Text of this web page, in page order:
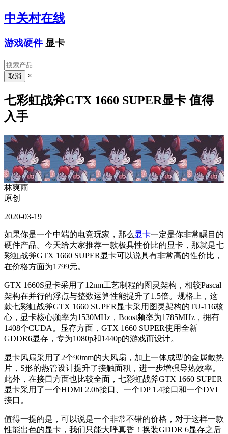
中关村在线
游戏硬件 显卡
×
七彩虹战斧GTX 1660 SUPER显卡 值得
入手
林爽雨
原创
2020-03-19
如果你是一个中端的电竞玩家，那么 显卡一定是你非常瞩目的
硬件产品。今天给大家推荐一款极具性价比的显卡，那就是七
彩虹战斧GTX 1660 SUPER显卡可以说具有非常高的性价比，
在价格方面为1799元。
GTX 1660S显卡采用了12nm工艺制程的图灵架构，相较Pascal
架构在并行的浮点与整数运算性能提升了1.5倍。规格上，这
款七彩虹战斧GTX 1660 SUPER显卡采用图灵架构的TU-116核
心，显卡核心频率为1530MHz，Boost频率为1785MHz，拥有
1408个CUDA。显存方面，GTX 1660 SUPER使用全新
GDDR6显存，专为1080p和1440p的游戏而设计。
显卡风扇采用了2个90mm的大风扇，加上一体成型的金属散热
片，S形的热管设计提升了接触面积，进一步增强导热效率。
此外，在接口方面也比较全面，七彩虹战斧GTX 1660 SUPER
显卡采用了一个HDMI 2.0b接口、一个DP 1.4接口和一个DVI
接口。
值得一提的是，可以说是一个非常不错的价格，对于这样一款
性能出色的显卡，我们只能大呼真香！换装GDDR 6显存之后